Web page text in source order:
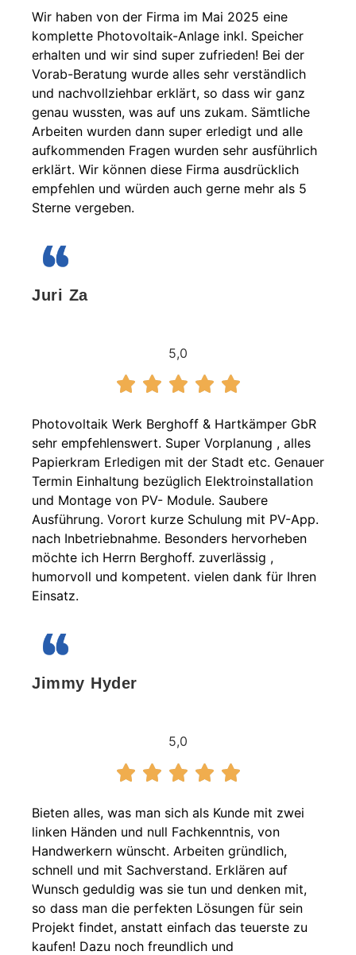
Wir haben von der Firma im Mai 2025 eine
komplette Photovoltaik-Anlage inkl. Speicher
erhalten und wir sind super zufrieden! Bei der
Vorab-Beratung wurde alles sehr verständlich
und nachvollziehbar erklärt, so dass wir ganz
genau wussten, was auf uns zukam. Sämtliche
Arbeiten wurden dann super erledigt und alle
aufkommenden Fragen wurden sehr ausführlich
erklärt. Wir können diese Firma ausdrücklich
empfehlen und würden auch gerne mehr als 5
Sterne vergeben.
Juri Za
5,0
Photovoltaik Werk Berghoff & Hartkämper GbR
sehr empfehlenswert. Super Vorplanung , alles
Papierkram Erledigen mit der Stadt etc. Genauer
Termin Einhaltung bezüglich Elektroinstallation
und Montage von PV- Module. Saubere
Ausführung. Vorort kurze Schulung mit PV-App.
nach Inbetriebnahme. Besonders hervorheben
möchte ich Herrn Berghoff. zuverlässig ,
humorvoll und kompetent. vielen dank für Ihren
Einsatz.
Jimmy Hyder
5,0
Bieten alles, was man sich als Kunde mit zwei
linken Händen und null Fachkenntnis, von
Handwerkern wünscht. Arbeiten gründlich,
schnell und mit Sachverstand. Erklären auf
Wunsch geduldig was sie tun und denken mit,
so dass man die perfekten Lösungen für sein
Projekt findet, anstatt einfach das teuerste zu
kaufen! Dazu noch freundlich und